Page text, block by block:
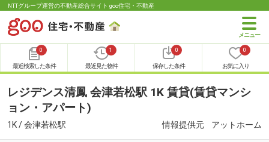
NTTグループ運営の不動産総合サイト goo住宅・不動産
0
最近検索した条件
1
最近見た物件
0
保存した条件
0
お気に入り
レジデンス清鳳 会津若松駅 1K 賃貸(賃貸マンシ
ョン・アパート)
1K / 会津若松駅 情報提供元 アットホーム